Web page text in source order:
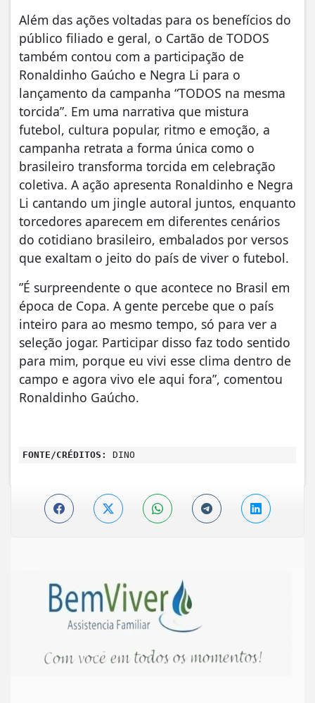
Além das ações voltadas para os benefícios do
público filiado e geral, o Cartão de TODOS
também contou com a participação de
Ronaldinho Gaúcho e Negra Li para o
lançamento da campanha “TODOS na mesma
torcida”. Em uma narrativa que mistura
futebol, cultura popular, ritmo e emoção, a
campanha retrata a forma única como o
brasileiro transforma torcida em celebração
coletiva. A ação apresenta Ronaldinho e Negra
Li cantando um jingle autoral juntos, enquanto
torcedores aparecem em diferentes cenários
do cotidiano brasileiro, embalados por versos
que exaltam o jeito do país de viver o futebol.
”É surpreendente o que acontece no Brasil em
época de Copa. A gente percebe que o país
inteiro para ao mesmo tempo, só para ver a
seleção jogar. Participar disso faz todo sentido
para mim, porque eu vivi esse clima dentro de
campo e agora vivo ele aqui fora”, comentou
Ronaldinho Gaúcho.
FONTE/CRÉDITOS: DINO